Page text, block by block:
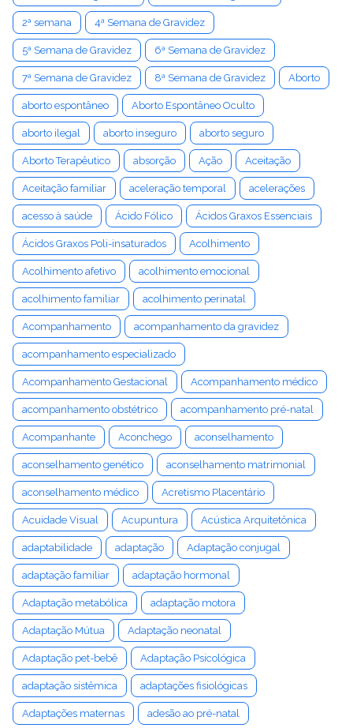
2ª semana 4ª Semana de Gravidez
5ª Semana de Gravidez 6ª Semana de Gravidez
7ª Semana de Gravidez 8ª Semana de Gravidez Aborto
aborto espontâneo Aborto Espontâneo Oculto
aborto ilegal aborto inseguro aborto seguro
Aborto Terapêutico absorção Ação Aceitação
Aceitação familiar aceleração temporal acelerações
acesso à saúde Ácido Fólico Ácidos Graxos Essenciais
Ácidos Graxos Poli-insaturados Acolhimento
Acolhimento afetivo acolhimento emocional
acolhimento familiar acolhimento perinatal
Acompanhamento acompanhamento da gravidez
acompanhamento especializado
Acompanhamento Gestacional Acompanhamento médico
acompanhamento obstétrico acompanhamento pré-natal
Acompanhante Aconchego aconselhamento
aconselhamento genético aconselhamento matrimonial
aconselhamento médico Acretismo Placentário
Acuidade Visual Acupuntura Acústica Arquitetônica
adaptabilidade adaptação Adaptação conjugal
adaptação familiar adaptação hormonal
Adaptação metabólica adaptação motora
Adaptação Mútua Adaptação neonatal
Adaptação pet-bebê Adaptação Psicológica
adaptação sistêmica adaptações fisiológicas
Adaptações maternas adesão ao pré-natal